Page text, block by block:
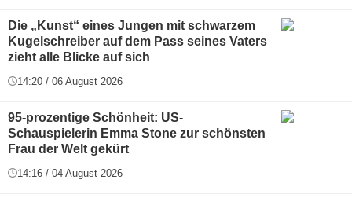
Die „Kunst“ eines Jungen mit schwarzem
Kugelschreiber auf dem Pass seines Vaters
zieht alle Blicke auf sich
14:20 / 06 August 2026
95-prozentige Schönheit: US-
Schauspielerin Emma Stone zur schönsten
Frau der Welt gekürt
14:16 / 04 August 2026